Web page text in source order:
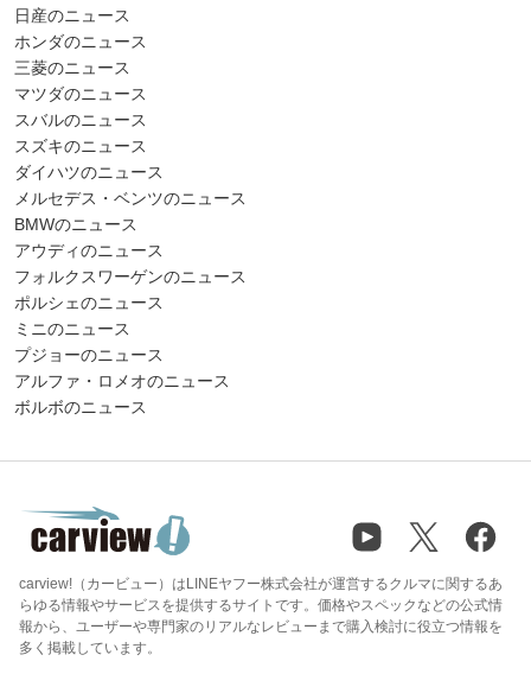
日産のニュース
ホンダのニュース
三菱のニュース
マツダのニュース
スバルのニュース
スズキのニュース
ダイハツのニュース
メルセデス・ベンツのニュース
BMWのニュース
アウディのニュース
フォルクスワーゲンのニュース
ポルシェのニュース
ミニのニュース
プジョーのニュース
アルファ・ロメオのニュース
ボルボのニュース
carview!（カービュー）はLINEヤフー株式会社が運営するクルマに関するあ
らゆる情報やサービスを提供するサイトです。価格やスペックなどの公式情
報から、ユーザーや専門家のリアルなレビューまで購入検討に役立つ情報を
多く掲載しています。